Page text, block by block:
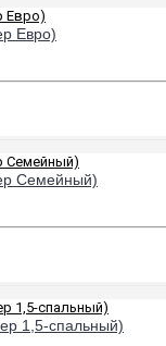
Евро)
Семейный)
1,5-спальный)